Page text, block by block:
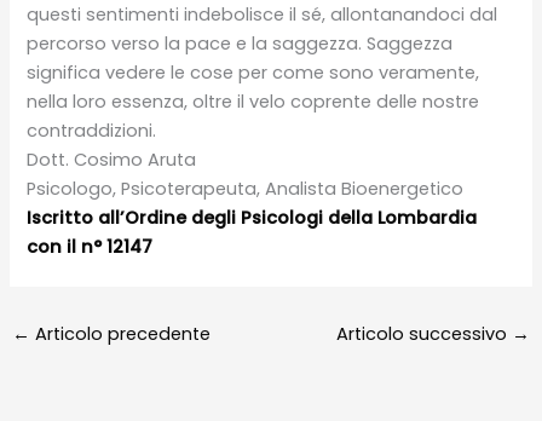
questi sentimenti indebolisce il sé, allontanandoci dal
percorso verso la pace e la saggezza. Saggezza
significa vedere le cose per come sono veramente,
nella loro essenza, oltre il velo coprente delle nostre
contraddizioni.
Dott. Cosimo Aruta
Psicologo, Psicoterapeuta, Analista Bioenergetico
Iscritto all’Ordine degli Psicologi della Lombardia
con il n° 12147
← Articolo precedente Articolo successivo →